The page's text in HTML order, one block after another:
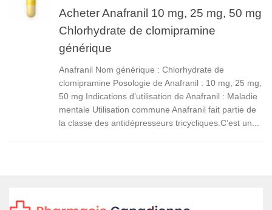
Acheter Anafranil 10 mg, 25 mg, 50 mg
Chlorhydrate de clomipramine
générique
Anafranil Nom générique : Chlorhydrate de
clomipramine Posologie de Anafranil : 10 mg, 25 mg,
50 mg Indications d’utilisation de Anafranil : Maladie
mentale Utilisation commune Anafranil fait partie de
la classe des antidépresseurs tricycliques.C’est un...